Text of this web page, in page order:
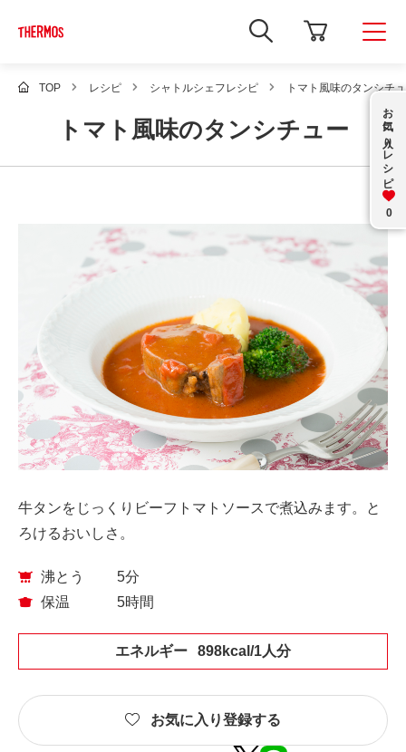
新
し
ィ
ン
ウ
で
サ
索
す
TOP レシピ シャトルシェフレシピ トマト風味のタンシチ
トマト風味のタンシチュー お気に入り
レシピ
0
牛タンをじっくりビーフトマトソースで煮込みます。と
ろけるおいしさ。
沸とう
5分
保温
5時間
エネルギー 898kcal/1人分
お気に入り登録する